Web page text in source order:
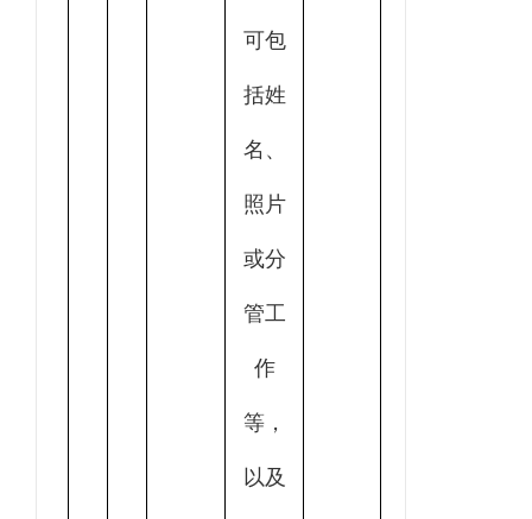
可包
括姓
名、
照片
或分
管工
作
等，
以及